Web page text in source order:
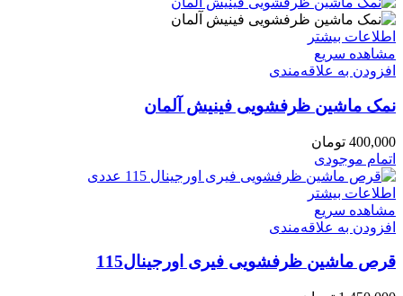
اطلاعات بیشتر
مشاهده سریع
افزودن به علاقه‌مندی
نمک ماشین ظرفشویی فینیش آلمان
400,000 تومان
اتمام موجودی
اطلاعات بیشتر
مشاهده سریع
افزودن به علاقه‌مندی
قرص ماشین ظرفشویی فیری اورجینال115